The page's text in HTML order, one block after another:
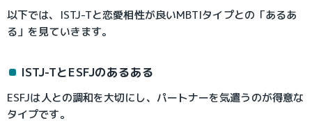
以下では、ISTJ-Tと恋愛相性が良いMBTIタイプとの「あるあ
る」を見ていきます。
ISTJ-TとESFJのあるある
ESFJは人との調和を大切にし、パートナーを気遣うのが得意な
タイプです。